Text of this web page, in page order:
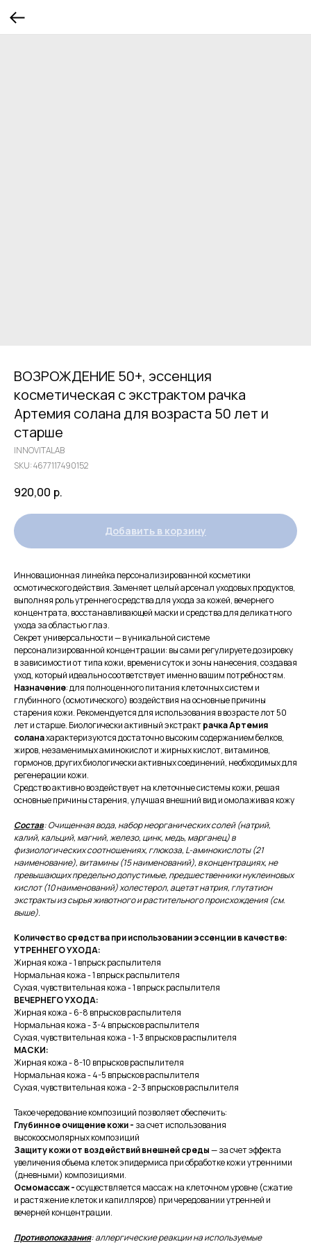
ВОЗРОЖДЕНИЕ 50+, эссенция
косметическая с экстрактом рачка
Артемия солана для возраста 50 лет и
старше
INNOVITALAB
SKU:4677117490152
920,00 р.
Добавить в корзину
Инновационная линейка персонализированной косметики
осмотического действия. Заменяет целый арсенал уходовых продуктов,
выполняя роль утреннего средства для ухода за кожей, вечернего
концентрата, восстанавливающей маски и средства для деликатного
ухода за областью глаз.
Секрет универсальности — в уникальной системе
персонализированной концентрации: вы сами регулируете дозировку
в зависимости от типа кожи, времени суток и зоны нанесения, создавая
уход, который идеально соответствует именно вашим потребностям.
Назначение: для полноценного питания клеточных систем и
глубинного (осмотического) воздействия на основные причины
старения кожи. Рекомендуется для использования в возрасте лот 50
лет и старше. Биологически активный экстрактрачка Артемия
соланахарактеризуются достаточно высоким содержанием белков,
жиров, незаменимых аминокислот и жирных кислот, витаминов,
гормонов, других биологически активных соединений, необходимых для
регенерации кожи.
Средство активно воздействует на клеточные системы кожи, решая
основные причины старения, улучшая внешний вид и омолаживая кожу
Состав: Очищенная вода, набор неорганических солей (натрий,
калий, кальций, магний, железо, цинк, медь, марганец) в
физиологических соотношениях, глюкоза, L-аминокислоты (21
наименование), витамины (15 наименований), в концентрациях, не
превышающих предельно допустимые, предшественники нуклеиновых
кислот (10 наименований) холестерол, ацетат натрия, глутатион
экстракты из сырья животного и растительного происхождения (см.
выше).
Количество средства при использовании эссенции в качестве:
УТРЕННЕГО УХОДА:
Жирная кожа - 1 впрыск распылителя
Нормальная кожа - 1 впрыск распылителя
Сухая, чувствительная кожа - 1 впрыск распылителя
ВЕЧЕРНЕГО УХОДА:
Жирная кожа - 6-8 впрысков распылителя
Нормальная кожа - 3-4 впрысков распылителя
Сухая, чувствительная кожа - 1-3 впрысков распылителя
МАСКИ:
Жирная кожа - 8-10 впрысков распылителя
Нормальная кожа - 4-5 впрысков распылителя
Сухая, чувствительная кожа - 2-3 впрысков распылителя
Такое чередование композиций позволяет обеспечить:
Глубинное очищение кожи -за счет использования
высокоосмолярных композиций
Защиту кожи от воздействий внешней среды— за счет эффекта
увеличения объема клеток эпидермиса при обработке кожи утренними
(дневными) композициями.
Осмомассаж -осуществляется массаж на клеточном уровне (сжатие
и растяжение клеток и капилляров) при чередовании утренней и
вечерней концентрации.
Противопоказания: аллергические реакции на используемые